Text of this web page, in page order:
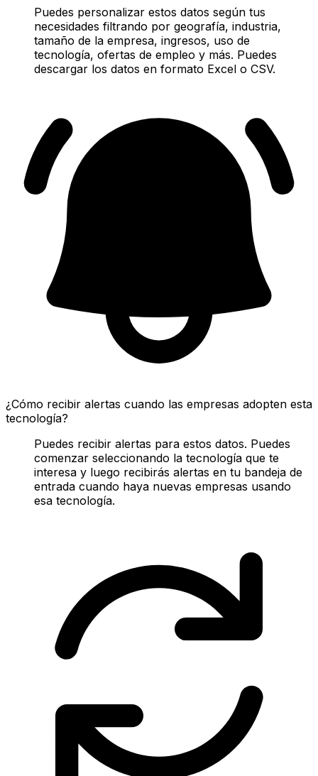
Puedes personalizar estos datos según tus
necesidades filtrando por geografía, industria,
tamaño de la empresa, ingresos, uso de
tecnología, ofertas de empleo y más. Puedes
descargar los datos en formato Excel o CSV.
¿Cómo recibir alertas cuando las empresas adopten esta
tecnología?
Puedes recibir alertas para estos datos. Puedes
comenzar seleccionando la tecnología que te
interesa y luego recibirás alertas en tu bandeja de
entrada cuando haya nuevas empresas usando
esa tecnología.